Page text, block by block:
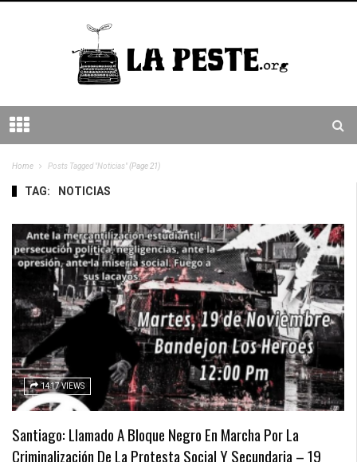
Home Posts Tagged "noticias"(Page 21)
TAG: NOTICIAS
1417 VIEWS
Santiago: Llamado A Bloque Negro En Marcha Por La
Criminalización De La Protesta Social Y Secundaria – 19